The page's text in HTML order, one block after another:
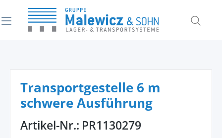
springen
Transportgestelle 6 m
schwere Ausführung
Artikel-Nr.: PR1130279